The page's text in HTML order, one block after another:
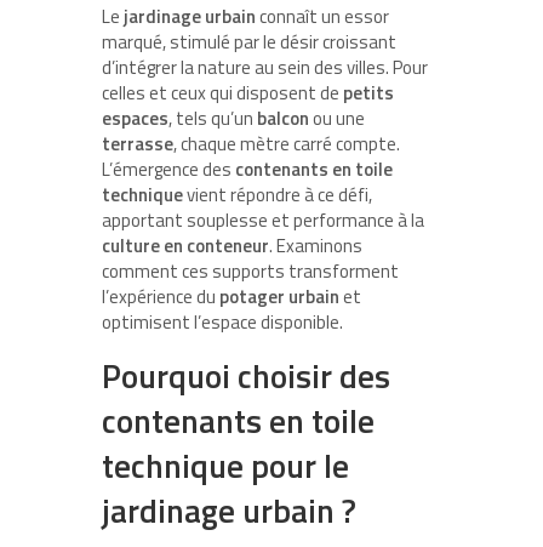
Le jardinage urbainconnaît un essor
marqué, stimulé par le désir croissant
d’intégrer la nature au sein des villes. Pour
celles et ceux qui disposent de petits
espaces, tels qu’un balconou une
terrasse, chaque mètre carré compte.
L’émergence des contenants en toile
techniquevient répondre à ce défi,
apportant souplesse et performance à la
culture en conteneur. Examinons
comment ces supports transforment
l’expérience du potager urbainet
optimisent l’espace disponible.
Pourquoi choisir des
contenants en toile
technique pour le
jardinage urbain ?